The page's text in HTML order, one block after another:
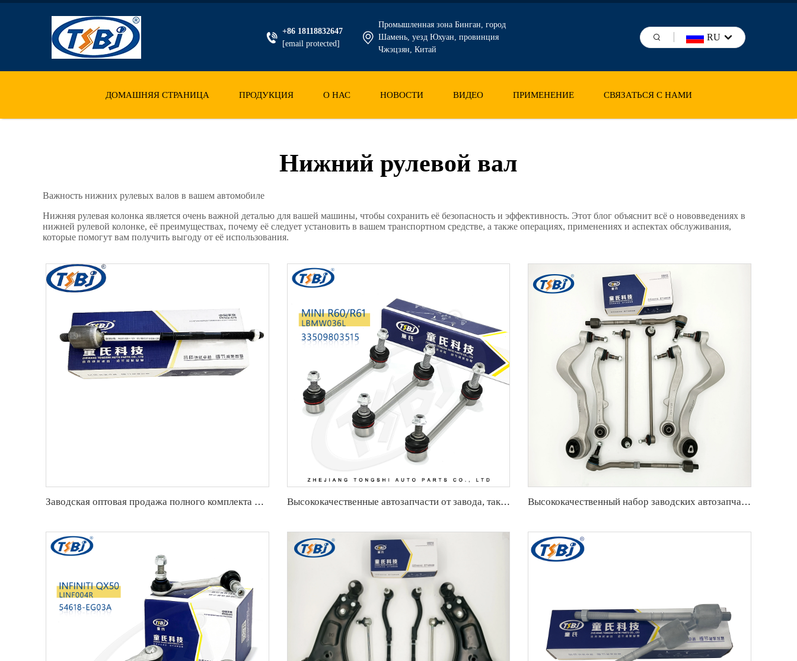
+86 18118832647
[email protected]
Промышленная зона Бинган, город
Шамень, уезд Юхуан, провинция
Чжэцзян, Китай
RU
ДОМАШНЯЯ СТРАНИЦА ПРОДУКЦИЯ О НАС НОВОСТИ ВИДЕО ПРИМЕНЕНИЕ СВЯЗАТЬСЯ С НАМИ
Нижний рулевой вал
Важность нижних рулевых валов в вашем автомобиле
Нижняя рулевая колонка является очень важной деталью для вашей машины, чтобы сохранить её безопасность и эффективность. Этот блог объяснит всё о нововведениях в
нижней рулевой колонке, её преимуществах, почему её следует установить в вашем транспортном средстве, а также операциях, применениях и аспектах обслуживания,
которые помогут вам получить выгоду от её использования.
Заводская оптовая продажа полного комплекта деталей шасси автомобиля, таких как конец рейки для Mercedes-Benz W221 ОЕ:2213301603 Высококачественные автозапчасти от завода, такие как стабилизаторная связь для Hongqi H5 OE:TSL-HQ-001 Высококачественный набор заводских автозапчастей из алюминия, аналогичный комплекту рычагов управления для BMW 7 Series E65/E66 OE 31126755836 33321096797 31126774831